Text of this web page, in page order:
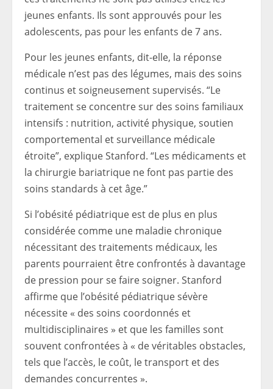
jeunes enfants. Ils sont approuvés pour les
adolescents, pas pour les enfants de 7 ans.
Pour les jeunes enfants, dit-elle, la réponse
médicale n’est pas des légumes, mais des soins
continus et soigneusement supervisés. “Le
traitement se concentre sur des soins familiaux
intensifs : nutrition, activité physique, soutien
comportemental et surveillance médicale
étroite”, explique Stanford. “Les médicaments et
la chirurgie bariatrique ne font pas partie des
soins standards à cet âge.”
Si l’obésité pédiatrique est de plus en plus
considérée comme une maladie chronique
nécessitant des traitements médicaux, les
parents pourraient être confrontés à davantage
de pression pour se faire soigner. Stanford
affirme que l’obésité pédiatrique sévère
nécessite « des soins coordonnés et
multidisciplinaires » et que les familles sont
souvent confrontées à « de véritables obstacles,
tels que l’accès, le coût, le transport et des
demandes concurrentes ».